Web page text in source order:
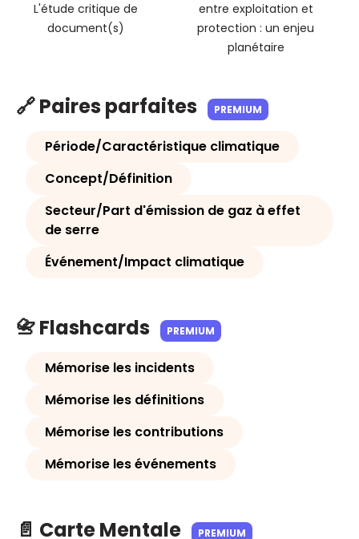
L'étude critique de
document(s)
entre exploitation et
protection : un enjeu
planétaire
🔗 Paires parfaites PREMIUM
Période/Caractéristique climatique
Concept/Définition
Secteur/Part d'émission de gaz à effet
de serre
Événement/Impact climatique
📇 Flashcards PREMIUM
Mémorise les incidents
Mémorise les définitions
Mémorise les contributions
Mémorise les événements
📄 Carte Mentale PREMIUM